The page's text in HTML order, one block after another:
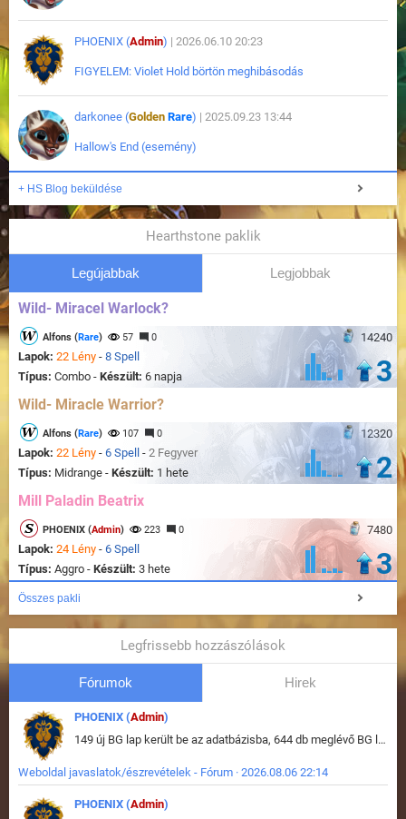
PHOENIX (Admin) | 2026.06.10 20:23
FIGYELEM: Violet Hold börtön meghibásodás
darkonee (Golden Rare) | 2025.09.23 13:44
Hallow's End (esemény)
+ HS Blog beküldése
Hearthstone paklik
Legújabbak Legjobbak
Wild- Miracel Warlock?
14240
Alfons (Rare) 57 0
Lapok: 22 Lény - 8 Spell
Típus: Combo - Készült: 6 napja 3
Wild- Miracle Warrior?
12320
Alfons (Rare) 107 0
Lapok: 22 Lény - 6 Spell - 2 Fegyver
Típus: Midrange - Készült: 1 hete 2
Mill Paladin Beatrix
7480
PHOENIX (Admin) 223 0
Lapok: 24 Lény - 6 Spell
Típus: Aggro - Készült: 3 hete 3
Összes pakli
Legfrissebb hozzászólások
Fórumok Hirek
PHOENIX (Admin)
149 új BG lap került be az adatbázisba, 644 db meglévő BG lap módosult, bekerültek az új képek a megváltozott lapokhoz is.
Weboldal javaslatok/észrevételek - Fórum · 2026.08.06 22:14
PHOENIX (Admin)